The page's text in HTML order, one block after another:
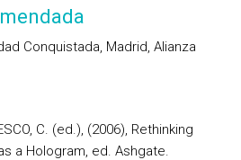
Conquistada, Madrid, Alianza
C. (ed.), (2006), Rethinking
a Hologram, ed. Ashgate.